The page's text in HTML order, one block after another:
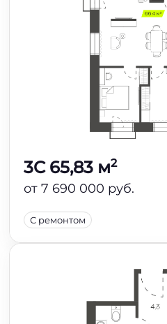
3C 65,83 м2
от 7 690 000 руб.
С ремонтом